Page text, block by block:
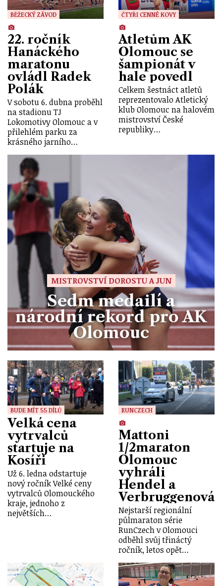
BĚŽECKÝ ZÁVOD
22. ročník
Hanáckého
maratonu
ovládl Radek
Polák
V sobotu 6. dubna proběhl
na stadionu TJ
Lokomotivy Olomouc a v
přilehlém parku za
krásného jarního…
ČTYŘI CENNÉ KOVY
Atletům AK
Olomouc se
šampionát v
hale povedl
Celkem šestnáct atletů
reprezentovalo Atletický
klub Olomouc na halovém
mistrovství České
republiky…
MISTROVSTVÍ DOROSTU A JUN
Sedm medailí a
národní rekord pro AK
Olomouc
BUDE MÍT 55 DÍLŮ
Velká cena
vytrvalců
startuje na
Kosíři
Už 6. ledna odstartuje
nový ročník Velké ceny
vytrvalců Olomouckého
kraje, jednoho z
největších…
RUNCZECH
Mattoni
1/2maraton
Olomouc
vyhráli
Hendel a
Verbruggenová
Nejstarší regionální
půlmaraton série
RunCzech v Olomouci
odběhl svůj třináctý
ročník, letos opět…